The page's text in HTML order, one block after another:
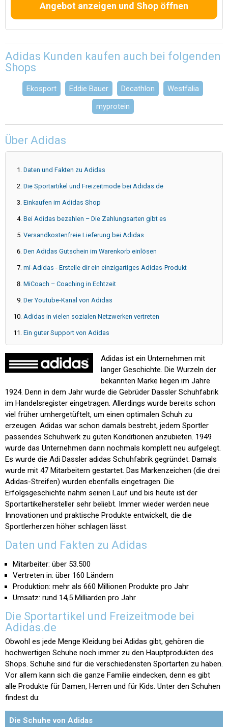
Angebot anzeigen und Shop öffnen
Adidas Kunden kaufen auch bei folgenden
Shops
Ekosport Eddie Bauer Decathlon
Westfalia
myprotein
Über Adidas
Daten und Fakten zu Adidas
Die Sportartikel und Freizeitmode bei Adidas.de
Einkaufen im Adidas Shop
Bei Adidas bezahlen – Die Zahlungsarten gibt es
Versandkostenfreie Lieferung bei Adidas
Den Adidas Gutschein im Warenkorb einlösen
mi-Adidas - Erstelle dir ein einzigartiges Adidas-Produkt
MiCoach – Coaching in Echtzeit
Der Youtube-Kanal von Adidas
Adidas in vielen sozialen Netzwerken vertreten
Ein guter Support von Adidas
Adidas ist ein Unternehmen mit
langer Geschichte. Die Wurzeln der
bekannten Marke liegen im Jahre
1924. Denn in dem Jahr wurde die Gebrüder Dassler Schuhfabrik
im Handelsregister eingetragen. Allerdings wurde bereits schon
viel früher umhergetüftelt, um einen optimalen Schuh zu
erzeugen. Adidas war schon damals bestrebt, jedem Sportler
passendes Schuhwerk zu guten Konditionen anzubieten. 1949
wurde das Unternehmen dann nochmals komplett neu aufgelegt.
Es wurde die Adi Dassler adidas Schuhfabrik gegründet. Damals
wurde mit 47 Mitarbeitern gestartet. Das Markenzeichen (die drei
Adidas-Streifen) wurden ebenfalls eingetragen. Die
Erfolgsgeschichte nahm seinen Lauf und bis heute ist der
Sportartikelhersteller sehr beliebt. Immer wieder werden neue
Innovationen und praktische Produkte entwickelt, die die
Sportlerherzen höher schlagen lässt.
Daten und Fakten zu Adidas
Mitarbeiter: über 53.500
Vertreten in: über 160 Ländern
Produktion: mehr als 660 Millionen Produkte pro Jahr
Umsatz: rund 14,5 Milliarden pro Jahr
Die Sportartikel und Freizeitmode bei
Adidas.de
Obwohl es jede Menge Kleidung bei Adidas gibt, gehören die
hochwertigen Schuhe noch immer zu den Hauptprodukten des
Shops. Schuhe sind für die verschiedensten Sportarten zu haben.
Vor allem kann sich die ganze Familie eindecken, denn es gibt
alle Produkte für Damen, Herren und für Kids. Unter den Schuhen
findest du:
Die Schuhe von Adidas